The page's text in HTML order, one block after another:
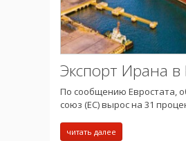
Экспорт Ирана
По сообщению Евростата,
союз (ЕС) вырос на 31
читать далее